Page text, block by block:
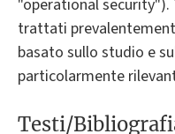
"operational
trattati
basato sullo studio e
particolarmente
Testi/